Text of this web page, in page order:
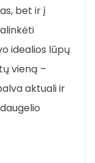
bet ir į
idealios lūpų
vieną –
aktuali ir